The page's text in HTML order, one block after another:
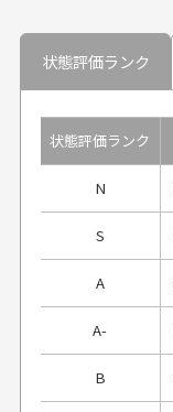
状態評価ランク
状態評価ランク
N
S
A
A-
B